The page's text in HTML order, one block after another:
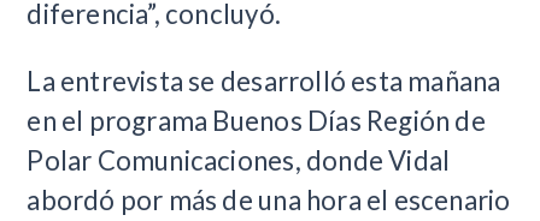
diferencia”, concluyó.
La entrevista se desarrolló esta mañana
en el programa Buenos Días Región de
Polar Comunicaciones, donde Vidal
abordó por más de una hora el escenario